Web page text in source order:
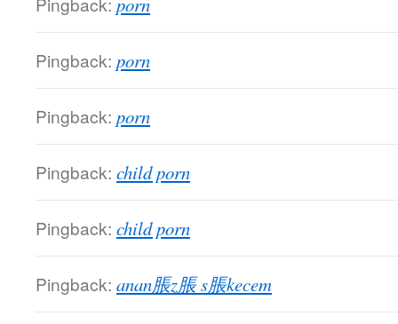
Pingback: porn
Pingback: porn
Pingback: child porn
Pingback: child porn
Pingback: anan脹z脹 s脹kecem